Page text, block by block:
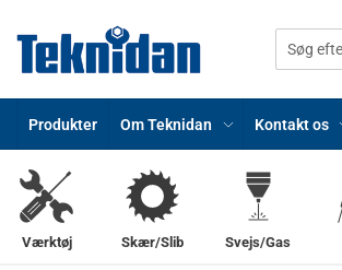
Produkter Om Teknidan Kontakt os
Værktøj Skær/Slib Svejs/Gas